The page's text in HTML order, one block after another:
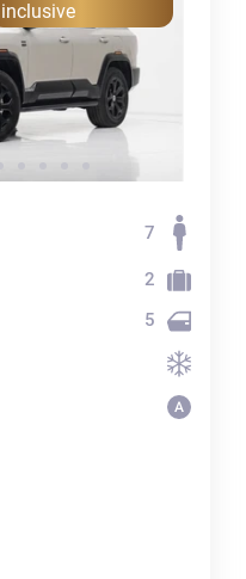
inclusive
7
2
5